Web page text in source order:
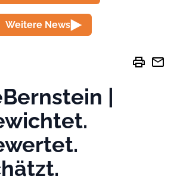
Weitere News
print mail
|